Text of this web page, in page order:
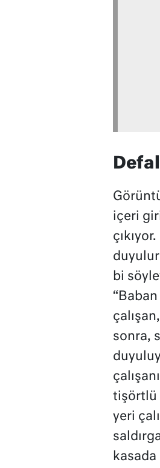
içeri
bi
sonra,
tişörtlü
yeri
kasada